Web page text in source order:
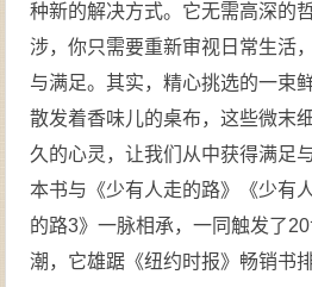
种新的解决方式。它无需高深的
涉，你只需要重新审视日常生活
与满足。其实，精心挑选的一束
散发着香味儿的桌布，这些微末
久的心灵，让我们从中获得满足与
本书与《少有人走的路》《少有
的路3》一脉相承，一同触发了
潮，它雄踞《纽约时报》畅销书